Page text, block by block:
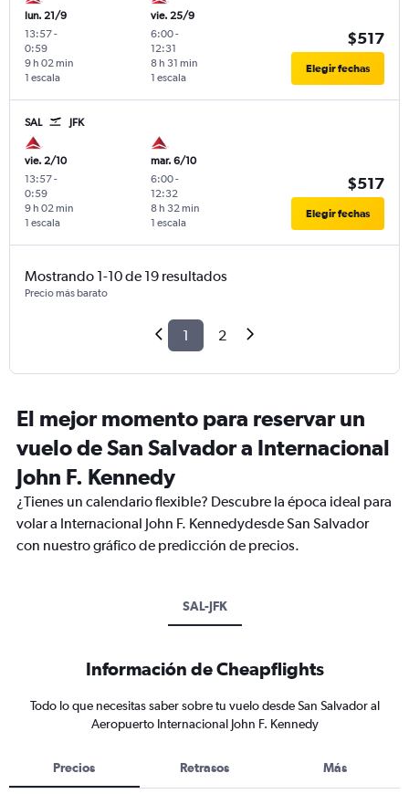
lun. 21/9
13:57-
0:59
1 escala
9 h 02 min
vie. 25/9
6:00-
12:31
1 escala
8 h 31 min
$517
Elegir fechas
SAL JFK
vie. 2/10
13:57-
0:59
1 escala
9 h 02 min
mar. 6/10
6:00-
12:32
1 escala
8 h 32 min
$517
Elegir fechas
Mostrando 1-10 de 19 resultados
Precio más barato
1 2
El mejor momento para reservar un
vuelo de San Salvador a Internacional
John F. Kennedy
¿Tienes un calendario flexible? Descubre la época ideal para
volar a Internacional John F. Kennedydesde San Salvador
con nuestro gráfico de predicción de precios.
SAL-JFK
Información de Cheapflights
Todo lo que necesitas saber sobre tu vuelo desde San Salvador al
Aeropuerto Internacional John F. Kennedy
Precios Retrasos Más